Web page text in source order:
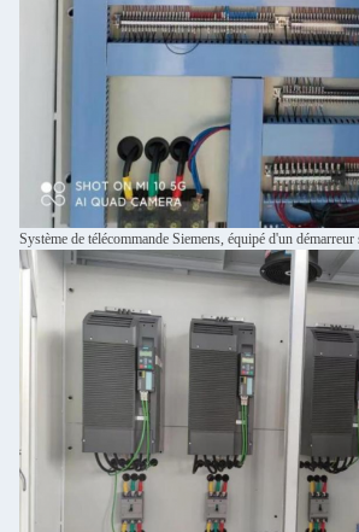
Système de télécommande Siemens, équipé d'un démarreur